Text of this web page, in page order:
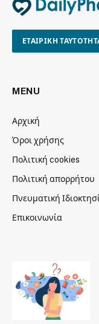
ΕΤΑΙΡΙΚΗ
MENU
Αρχική
Όροι χρήσης
Πολιτική cookies
Πολιτική απορρήτου
Πνευματική
Επικοινωνία